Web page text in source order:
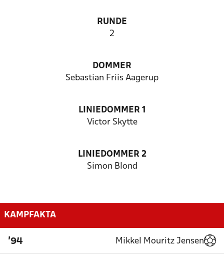
RUNDE
2
DOMMER
Sebastian Friis Aagerup
LINIEDOMMER 1
Victor Skytte
LINIEDOMMER 2
Simon Blond
KAMPFAKTA
'94 Mikkel Mouritz Jensen